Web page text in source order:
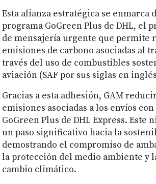
Esta alianza estratégica se enmarca
programa GoGreen Plus de DHL, el
de mensajería urgente que permite
emisiones de carbono asociadas al
través del uso de combustibles
aviación (SAF por sus siglas en
Gracias a esta adhesión, GAM
emisiones asociadas a los envíos
GoGreen Plus de DHL Express. Este
un paso significativo hacia la
demostrando el compromiso de
la protección del medio ambiente y
cambio climático.